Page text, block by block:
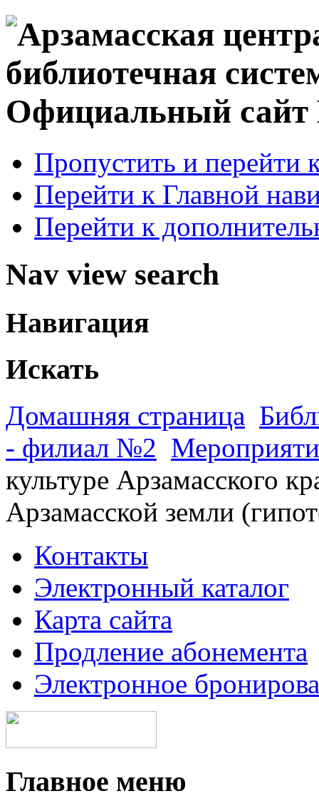
Официальный
Пропустить и перейти
Перейти к Главной
Перейти к
Nav view search
Навигация
Искать
Домашняя страница
- филиал №2
культуре Арзамасского
Арзамасской земли
Контакты
Электронный каталог
Карта сайта
Продление абонемента
Электронное
Главное меню